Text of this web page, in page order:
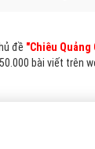
đề "Chiêu Quảng
bài viết trên